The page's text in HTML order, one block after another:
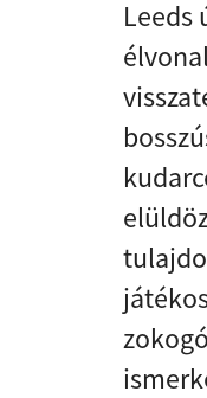
Leeds